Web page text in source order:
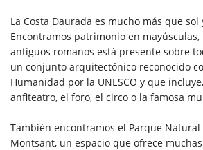
La Costa Daurada es mucho más que sol
Encontramos patrimonio en mayúsculas,
antiguos romanos está presente sobre
un conjunto arquitectónico reconocido
Humanidad por la UNESCO y que
anfiteatro, el foro, el circo o la famosa
También encontramos el Parque
Montsant, un espacio que ofrece